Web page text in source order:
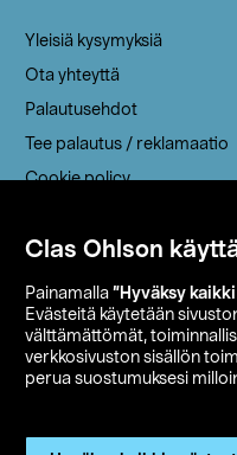
Clas Ohlson
Painamalla ”Hyväksy
Evästeitä käytetään
välttämättömät,
verkkosivuston sisällön
perua suostumuksesi
Yleisiä kysymyksiä
Ota yhteyttä
Palautusehdot
Tee palautus / reklamaatio
Cookie policy
Saavutettavuus